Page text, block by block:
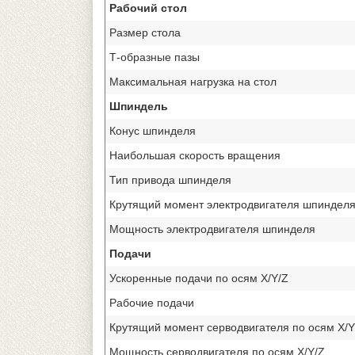
Рабочий стол
Размер стола
Т-образные пазы
Максимальная нагрузка на стол
Шпиндель
Конус шпинделя
Наибольшая скорость вращения
Тип привода шпинделя
Крутящий момент электродвигателя шпинделя
Мощность электродвигателя шпинделя
Подачи
Ускоренные подачи по осям X/Y/Z
Рабочие подачи
Крутящий момент серводвигателя по осям X/
Мощность серводвигателя по осям X/Y/Z